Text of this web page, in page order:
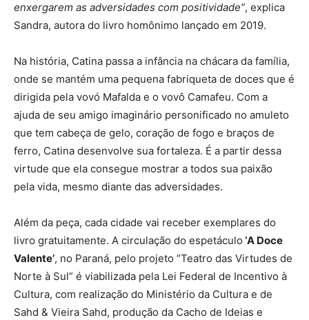
enxergarem as adversidades com positividade”, explica
Sandra, autora do livro homônimo lançado em 2019.
Na história, Catina passa a infância na chácara da família,
onde se mantém uma pequena fabriqueta de doces que é
dirigida pela vovó Mafalda e o vovô Camafeu. Com a
ajuda de seu amigo imaginário personificado no amuleto
que tem cabeça de gelo, coração de fogo e braços de
ferro, Catina desenvolve sua fortaleza. É a partir dessa
virtude que ela consegue mostrar a todos sua paixão
pela vida, mesmo diante das adversidades.
Além da peça, cada cidade vai receber exemplares do
livro gratuitamente. A circulação do espetáculo ‘A Doce
Valente’, no Paraná, pelo projeto “Teatro das Virtudes de
Norte à Sul” é viabilizada pela Lei Federal de Incentivo à
Cultura, com realização do Ministério da Cultura e de
Sahd & Vieira Sahd, produção da Cacho de Ideias e